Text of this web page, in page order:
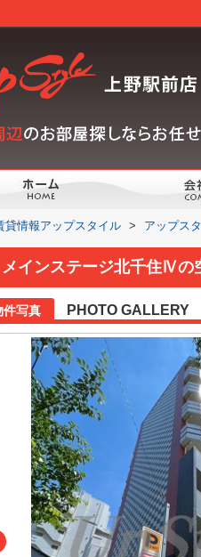
貸情報アップスタイル > アップス
メインステージ北千住Ⅳの
件写真 PHOTO GALLERY